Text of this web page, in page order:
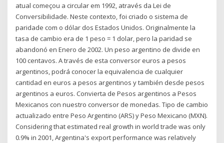
atual começou a circular em 1992, através da Lei de
Conversibilidade. Neste contexto, foi criado o sistema de
paridade com o dólar dos Estados Unidos. Originalmente la
tasa de cambio era de 1 peso = 1 dolar, pero la paridad se
abandonó en Enero de 2002. Un peso argentino de divide en
100 centavos. A través de esta conversor euros a pesos
argentinos, podrá conocer la equivalencia de cualquier
cantidad en euros a pesos argentinos y también desde pesos
argentinos a euros. Convierta de Pesos argentinos a Pesos
Mexicanos con nuestro conversor de monedas. Tipo de cambio
actualizado entre Peso Argentino (ARS) y Peso Mexicano (MXN).
Considering that estimated real growth in world trade was only
0.9% in 2001, Argentina's export performance was relatively